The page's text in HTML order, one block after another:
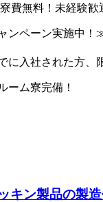
費無料！未経験
ンペーン実施中！
に入社された方
ーム寮完備！
キン製品の製